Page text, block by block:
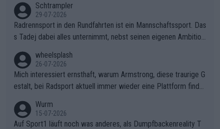
Schtrampler
29-07-2026
Radrennsport in den Rundfahrten ist ein Mannschaftssport. Das
s Tadej dabei alles unternimmt, nebst seinen eigenen Ambition
ganze Team auch mental stark zu machen und konkret am Erf
olg teilzuhaben, ist ihm ganz hoch anzurechnen. Das ist ein Zei
chen weit über den Radsport hinaus.
wheelsplash
26-07-2026
Mich interessiert ernsthaft, warum Armstrong, diese traurige G
estalt, bei Radsport aktuell immer wieder eine Plattform finde
Wurm
15-07-2026
Auf Sport1 läuft noch was anderes, als Dumpfbackenreality T